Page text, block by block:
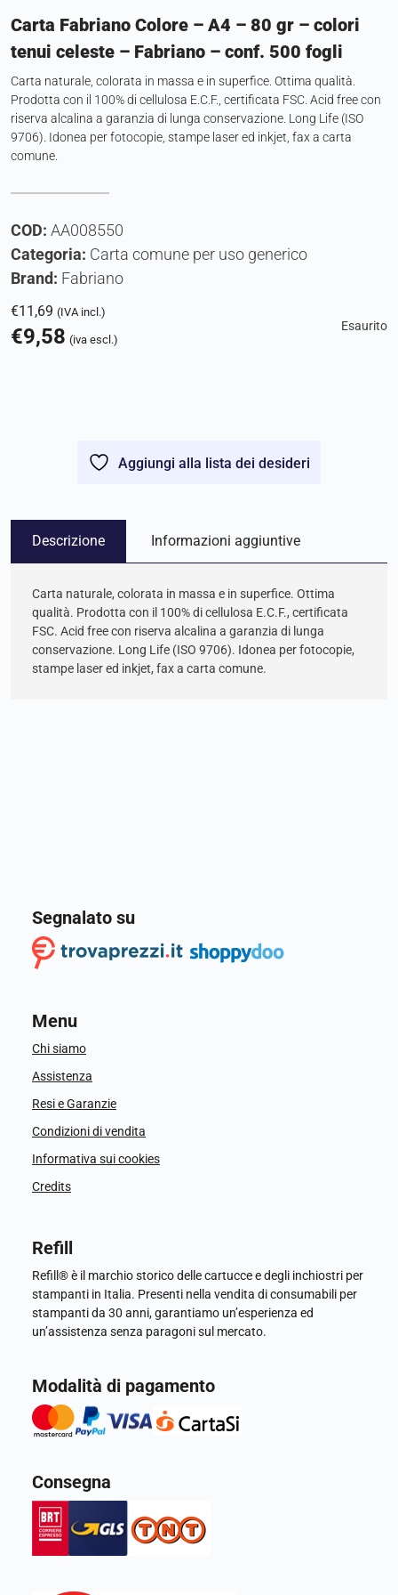
Carta Fabriano Colore – A4 – 80 gr – colori
tenui celeste – Fabriano – conf. 500 fogli
Carta naturale, colorata in massa e in superfice. Ottima qualità.
Prodotta con il 100% di cellulosa E.C.F., certificata FSC. Acid free con
riserva alcalina a garanzia di lunga conservazione. Long Life (ISO
9706). Idonea per fotocopie, stampe laser ed inkjet, fax a carta
comune.
COD: AA008550
Categoria: Carta comune per uso generico
Brand: Fabriano
€11,69 (IVA incl.)
€9,58 (iva escl.)
Esaurito
Aggiungi alla lista dei desideri
Descrizione Informazioni aggiuntive
Carta naturale, colorata in massa e in superfice. Ottima
qualità. Prodotta con il 100% di cellulosa E.C.F., certificata
FSC. Acid free con riserva alcalina a garanzia di lunga
conservazione. Long Life (ISO 9706). Idonea per fotocopie,
stampe laser ed inkjet, fax a carta comune.
Segnalato su
Menu
Chi siamo
Assistenza
Resi e Garanzie
Condizioni di vendita
Informativa sui cookies
Credits
Refill
Refill® è il marchio storico delle cartucce e degli inchiostri per
stampanti in Italia. Presenti nella vendita di consumabili per
stampanti da 30 anni, garantiamo un’esperienza ed
un’assistenza senza paragoni sul mercato.
Modalità di pagamento
Consegna